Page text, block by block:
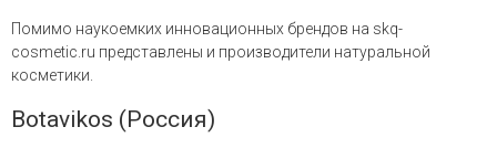
Помимо наукоемких инновационных брендов на skq-
cosmetic.ru представлены и производители натуральной
косметики.
Botavikos (Россия)